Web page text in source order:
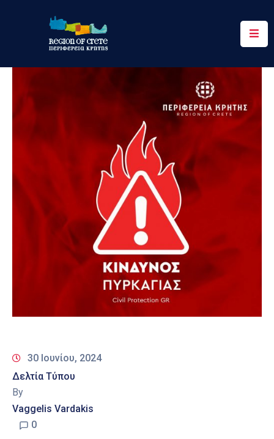
Περιφέρεια
Δράσεις
Υπηρεσίες
Επικοινωνία
30 Ιουνίου, 2024
Δελτία Τύπου
By
Vaggelis Vardakis
0